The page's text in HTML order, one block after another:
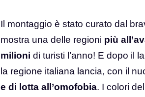
Il montaggio è stato curato dal
mostra una delle regioni più
milioni di turisti l’anno! E dopo il
la regione italiana lancia, con il
e di lotta all’omofobia. I colori